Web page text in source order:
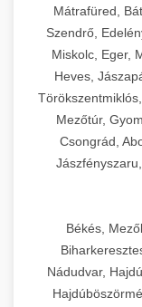
Mátrafüred,
Szendrő,
Miskolc, Eger,
Heves,
Mezőtúr,
Csongrád,
Békés,
Nádudvar,